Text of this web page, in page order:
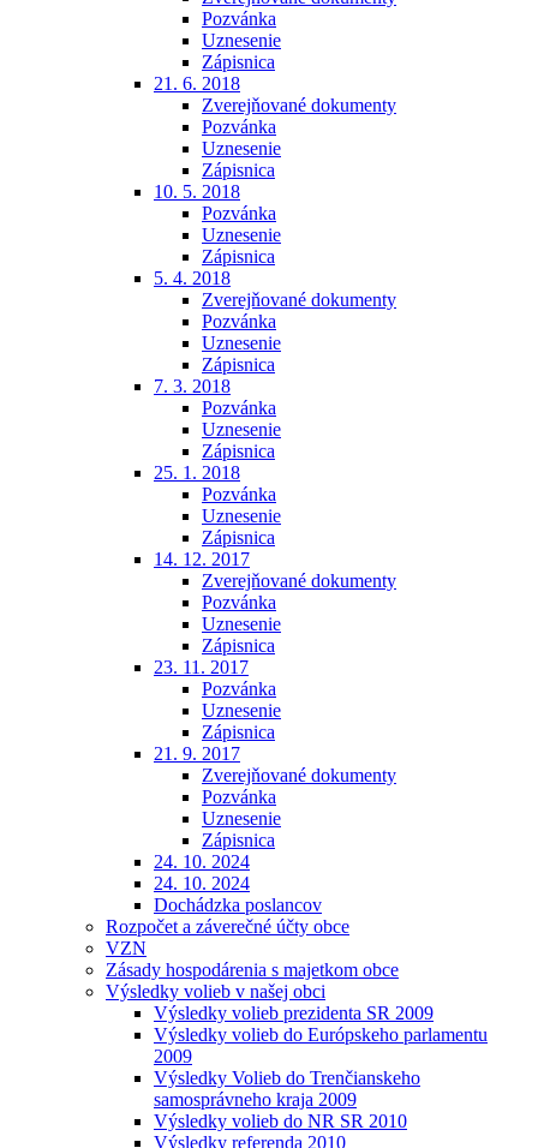
Pozvánka
Uznesenie
Zápisnica
21. 6. 2018
Zverejňované dokumenty
Pozvánka
Uznesenie
Zápisnica
10. 5. 2018
Pozvánka
Uznesenie
Zápisnica
5. 4. 2018
Zverejňované dokumenty
Pozvánka
Uznesenie
Zápisnica
7. 3. 2018
Pozvánka
Uznesenie
Zápisnica
25. 1. 2018
Pozvánka
Uznesenie
Zápisnica
14. 12. 2017
Zverejňované dokumenty
Pozvánka
Uznesenie
Zápisnica
23. 11. 2017
Pozvánka
Uznesenie
Zápisnica
21. 9. 2017
Zverejňované dokumenty
Pozvánka
Uznesenie
Zápisnica
24. 10. 2024
24. 10. 2024
Dochádzka poslancov
Rozpočet a záverečné účty obce
VZN
Zásady hospodárenia s majetkom obce
Výsledky volieb v našej obci
Výsledky volieb prezidenta SR 2009
Výsledky volieb do Európskeho parlamentu
2009
Výsledky Volieb do Trenčianskeho
samosprávneho kraja 2009
Výsledky volieb do NR SR 2010
Výsledky referenda 2010